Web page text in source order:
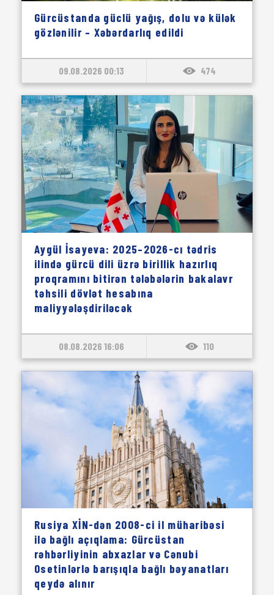
Gürcüstanda güclü yağış, dolu və külək
gözlənilir – Xəbərdarlıq edildi
09.08.2026 00:13 474
Aygül İsayeva: 2025–2026-cı tədris
ilində gürcü dili üzrə birillik hazırlıq
proqramını bitirən tələbələrin bakalavr
təhsili dövlət hesabına
maliyyələşdiriləcək
08.08.2026 16:06 110
Rusiya XİN-dən 2008-ci il müharibəsi
ilə bağlı açıqlama: Gürcüstan
rəhbərliyinin abxazlar və Cənubi
Osetinlərlə barışıqla bağlı bəyanatları
qeydə alınır